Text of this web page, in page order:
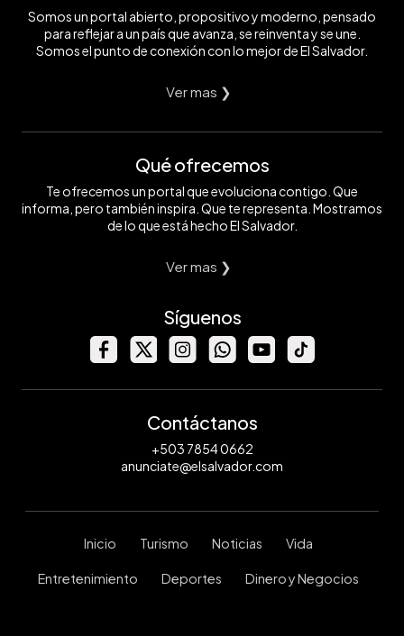
Somos un portal abierto, propositivo y moderno, pensado
para reflejar a un país que avanza, se reinventa y se une.
Somos el punto de conexión con lo mejor de El Salvador.
Ver mas ❯
Qué ofrecemos
Te ofrecemos un portal que evoluciona contigo. Que
informa, pero también inspira. Que te representa. Mostramos
de lo que está hecho El Salvador.
Ver mas ❯
Síguenos
Contáctanos
+503 7854 0662
anunciate@elsalvador.com
Inicio Turismo Noticias Vida
Entretenimiento Deportes Dinero y Negocios